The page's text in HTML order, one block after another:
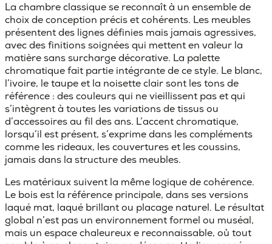
La chambre classiquese reconnaît à un ensemble de
choix de conception précis et cohérents. Les meubles
présentent des lignes définies mais jamais agressives,
avec des finitions soignées qui mettent en valeur la
matière sans surcharge décorative. La palette
chromatique fait partie intégrante de ce style. Le blanc,
l’ivoire, le taupe et la noisette clair sont les tons de
référence : des couleurs qui ne vieillissent pas et qui
s’intègrent à toutes les variations de tissus ou
d’accessoires au fil des ans. L’accent chromatique,
lorsqu’il est présent, s’exprime dans les compléments
comme les rideaux, les couvertures et les coussins,
jamais dans la structure des meubles.
Les matériaux suivent la même logique de cohérence.
Le bois est la référence principale, dans ses versions
laqué mat, laqué brillant ou placage naturel. Le résultat
global n’est pas un environnement formel ou muséal,
mais un espace chaleureux e reconnaissable, où tout